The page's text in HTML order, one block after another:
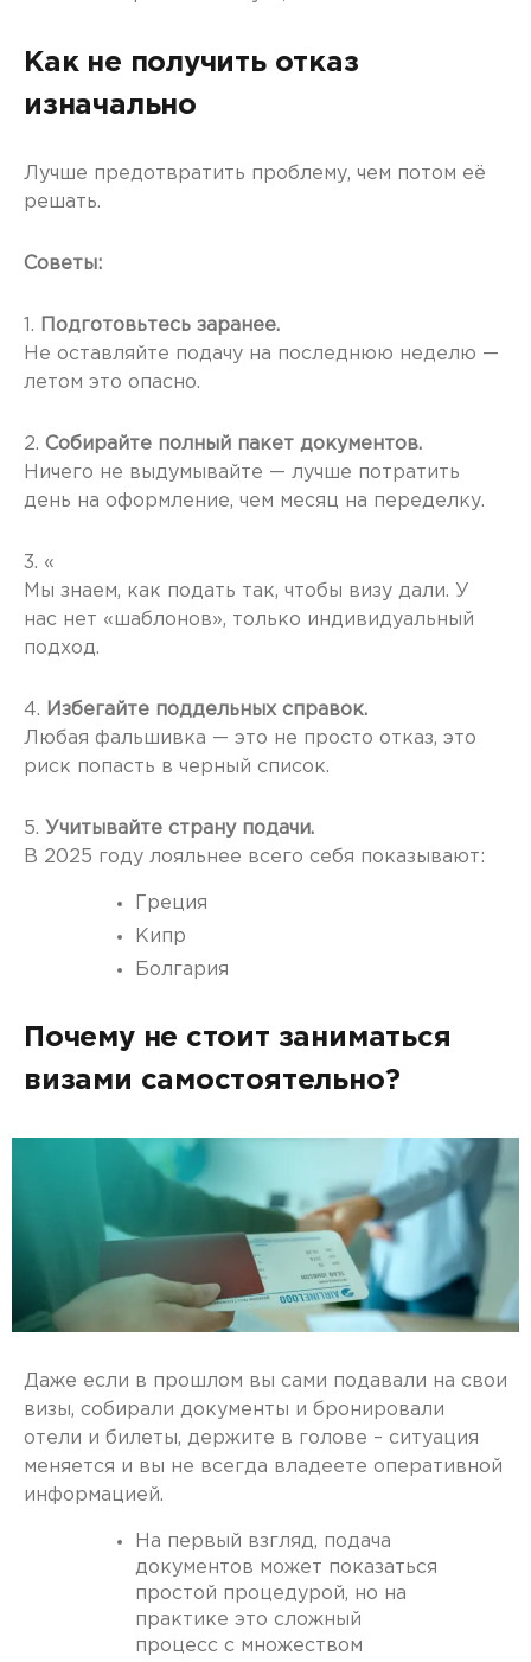
Как не получить отказ
изначально
Лучше предотвратить проблему, чем потом её
решать.
Советы:
1.
Подготовьтесь заранее.
Не оставляйте подачу на последнюю неделю —
летом это опасно.
2. Собирайте полный пакет документов.
Ничего не выдумывайте — лучше потратить
день на оформление, чем месяц на переделку.
3. «
Мы знаем, как подать так, чтобы визу дали. У
нас нет «шаблонов», только индивидуальный
подход.
4. Избегайте поддельных справок.
Любая фальшивка — это не просто отказ, это
риск попасть в черный список.
5. Учитывайте страну подачи.
В 2025 году лояльнее всего себя показывают:
Греция
Кипр
Болгария
Почему не стоит заниматься
визами самостоятельно?
Даже если в прошлом вы сами подавали на свои
визы, собирали документы и бронировали
отели и билеты, держите в голове – ситуация
меняется и вы не всегда владеете оперативной
информацией.
На первый взгляд, подача
документов может показаться
простой процедурой, но на
практике это сложный
процесс с множеством